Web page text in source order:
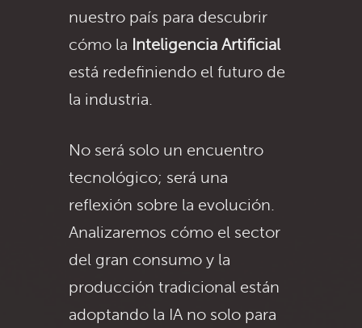
nuestro país para descubrir
cómo la Inteligencia Artificial
está redefiniendo el futuro de
la industria.
No será solo un encuentro
tecnológico; será una
reflexión sobre la evolución.
Analizaremos cómo el sector
del gran consumo y la
producción tradicional están
adoptando la IA no solo para